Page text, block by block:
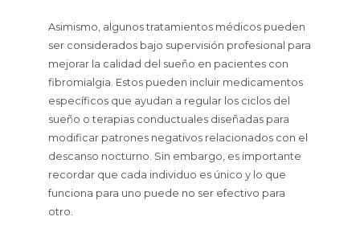
Asimismo, algunos tratamientos médicos pueden
ser considerados bajo supervisión profesional para
mejorar la calidad del sueño en pacientes con
fibromialgia. Estos pueden incluir medicamentos
específicos que ayudan a regular los ciclos del
sueño o terapias conductuales diseñadas para
modificar patrones negativos relacionados con el
descanso nocturno. Sin embargo, es importante
recordar que cada individuo es único y lo que
funciona para uno puede no ser efectivo para
otro.